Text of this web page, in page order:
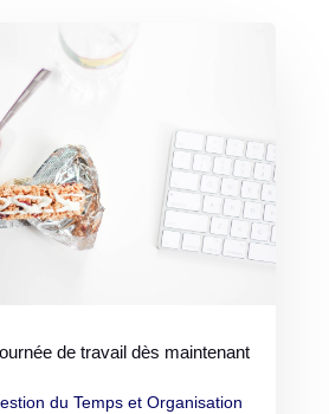
de travail dès maintenant
du Temps et Organisation